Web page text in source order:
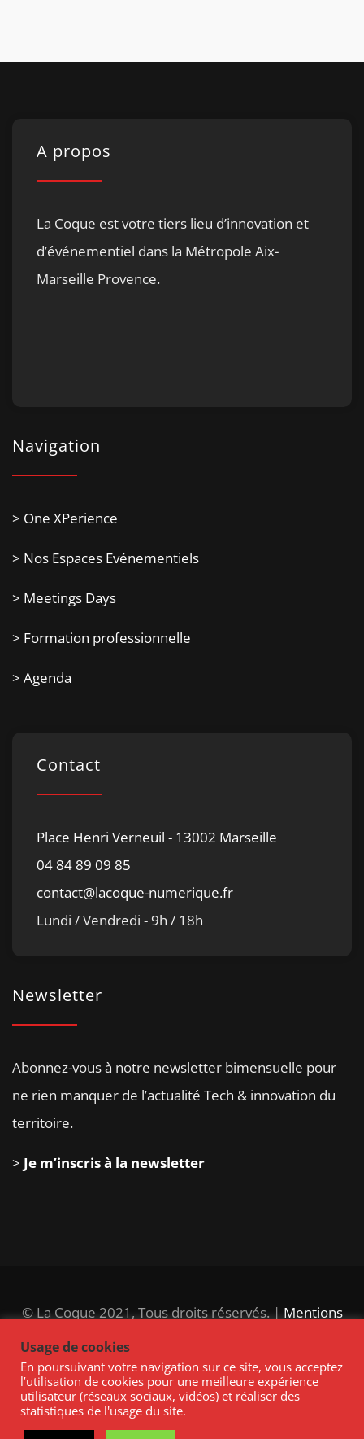
A propos
La Coque est votre tiers lieu d’innovation et
d’événementiel dans la Métropole Aix-
Marseille Provence.
Navigation
> One XPerience
> Nos Espaces Evénementiels
> Meetings Days
> Formation professionnelle
> Agenda
Contact
Place Henri Verneuil - 13002 Marseille
04 84 89 09 85
contact@lacoque-numerique.fr
Lundi / Vendredi - 9h / 18h
Newsletter
Abonnez-vous à notre newsletter bimensuelle pour
ne rien manquer de l’actualité Tech & innovation du
territoire.
> Je m’inscris à la newsletter
© La Coque 2021, Tous droits réservés. | Mentions
légales |Règlement intérieur
|Politique de confidentialité
Usage de cookies
En poursuivant votre navigation sur ce site, vous acceptez
l’utilisation de cookies pour une meilleure expérience
utilisateur (réseaux sociaux, vidéos) et réaliser des
statistiques de l'usage du site.